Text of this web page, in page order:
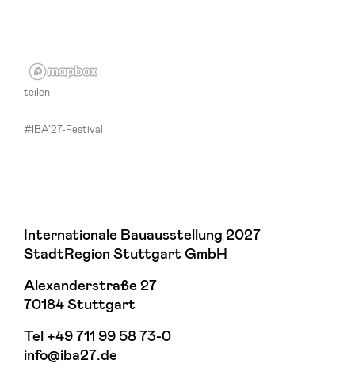
teilen
#IBA’27-Festival
Internationale Bauausstellung 2027
StadtRegion Stuttgart GmbH
Alexanderstraße 27
70184 Stuttgart
Tel +49 711 99 58 73-0
info@iba27.de